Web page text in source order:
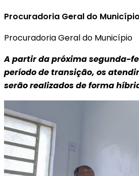
Procuradoria Geral do Município
Procuradoria Geral do Município
A partir da próxima segunda-
período de transição, os
serão realizados de forma